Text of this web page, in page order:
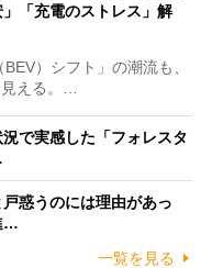
「充電のストレス」解
）シフト」の潮流も、
える。…
で実感した「フォレスタ
惑うのには理由があっ
…
一覧を見る